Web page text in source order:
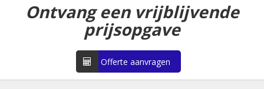
Ontvang een vrijblijvende
prijsopgave
Offerte aanvragen